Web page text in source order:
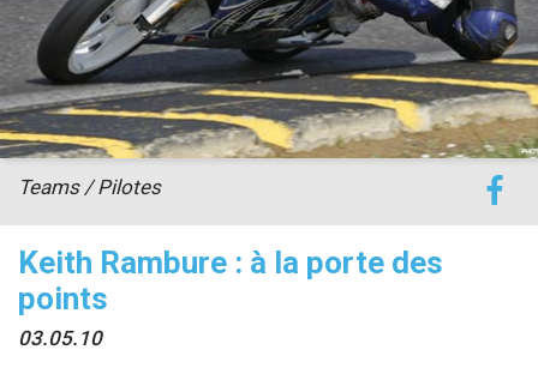
Keith Rambure : à la porte des
points
03.05.10
Teams / Pilotes